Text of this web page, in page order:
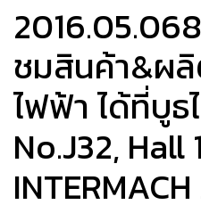
ชมสินค้า&ผ
ไฟฟ้า ได้ที่บูธ
No.J32, Hall